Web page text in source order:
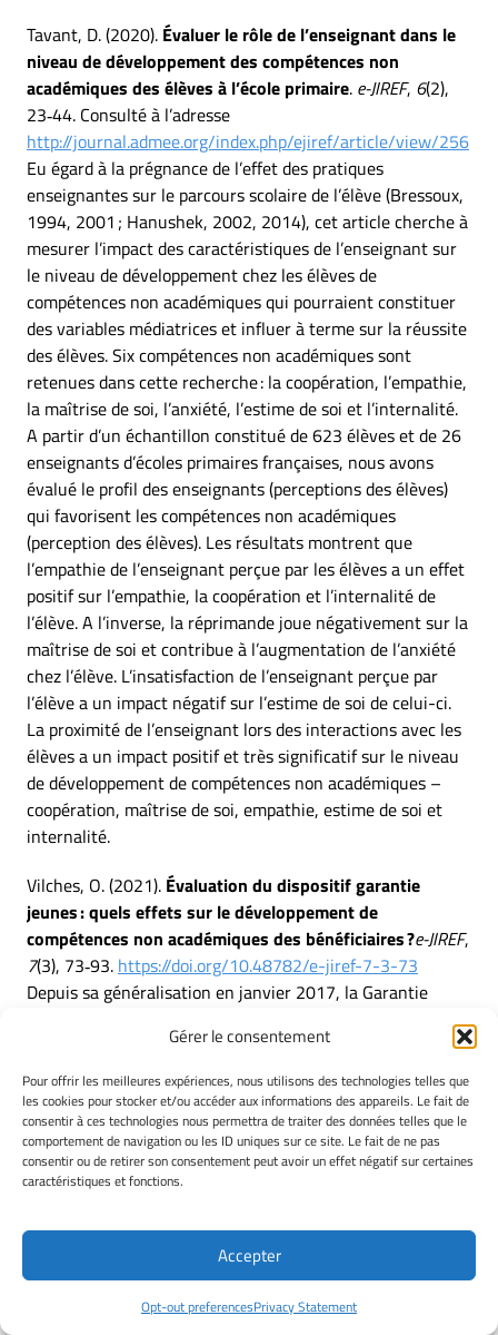
Gérer le consentement
Pour offrir les meilleures expériences, nous utilisons des technologies telles que
les cookies pour stocker et/ou accéder aux informations des appareils. Le fait de
consentir à ces technologies nous permettra de traiter des données telles que le
comportement de navigation ou les ID uniques sur ce site. Le fait de ne pas
consentir ou de retirer son consentement peut avoir un effet négatif sur certaines
caractéristiques et fonctions.
Accepter
Opt-out preferencesPrivacy Statement
Tavant, D. (2020). Évaluer le rôle de l’enseignant dans le
niveau de développement des compétences non
académiques des élèves à l’école primaire. e-JIREF, 6(2),
23‑44. Consulté à l’adresse
http://journal.admee.org/index.php/ejiref/article/view/256
Eu égard à la prégnance de l’effet des pratiques
enseignantes sur le parcours scolaire de l’élève (Bressoux,
1994, 2001 ; Hanushek, 2002, 2014), cet article cherche à
mesurer l’impact des caractéristiques de l’enseignant sur
le niveau de développement chez les élèves de
compétences non académiques qui pourraient constituer
des variables médiatrices et influer à terme sur la réussite
des élèves. Six compétences non académiques sont
retenues dans cette recherche : la coopération, l’empathie,
la maîtrise de soi, l’anxiété, l’estime de soi et l’internalité.
A partir d’un échantillon constitué de 623 élèves et de 26
enseignants d’écoles primaires françaises, nous avons
évalué le profil des enseignants (perceptions des élèves)
qui favorisent les compétences non académiques
(perception des élèves). Les résultats montrent que
l’empathie de l’enseignant perçue par les élèves a un effet
positif sur l’empathie, la coopération et l’internalité de
l’élève. A l’inverse, la réprimande joue négativement sur la
maîtrise de soi et contribue à l’augmentation de l’anxiété
chez l’élève. L’insatisfaction de l’enseignant perçue par
l’élève a un impact négatif sur l’estime de soi de celui-ci.
La proximité de l’enseignant lors des interactions avec les
élèves a un impact positif et très significatif sur le niveau
de développement de compétences non académiques –
coopération, maîtrise de soi, empathie, estime de soi et
internalité.
Vilches, O. (2021). Évaluation du dispositif garantie
jeunes : quels effets sur le développement de
compétences non académiques des bénéficiaires ?e-JIREF,
7(3), 73‑93. https://doi.org/10.48782/e-jiref-7-3-73
Depuis sa généralisation en janvier 2017, la Garantie
NEET vers l’emploi ou la formation. Alors même que
plusieurs évaluations ont été menées sur ce dispositif, cet
article cherche à mesurer les effets du dispositif GJ sur
l’insertion en formation ou professionnelle, mais
également sur le développement de compétences non
académiques par les bénéficiaires. Notre recherche
Mission locale Nevers Sud-Nivernais. À partir d’une
méthode longitudinale qualitative, nous avons recueilli au
total cinquante-cinq entretiens semi-directifs auprès de
bénéficiaires de l’accompagnement. Ces entretiens ont été